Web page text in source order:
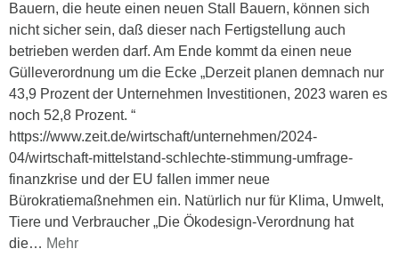
Bauern, die heute einen neuen Stall Bauern, können sich
nicht sicher sein, daß dieser nach Fertigstellung auch
betrieben werden darf. Am Ende kommt da einen neue
Gülleverordnung um die Ecke „Derzeit planen demnach nur
43,9 Prozent der Unternehmen Investitionen, 2023 waren es
noch 52,8 Prozent. “
https://www.zeit.de/wirtschaft/unternehmen/2024-
04/wirtschaft-mittelstand-schlechte-stimmung-umfrage-
finanzkrise und der EU fallen immer neue
Bürokratiemaßnehmen ein. Natürlich nur für Klima, Umwelt,
Tiere und Verbraucher „Die Ökodesign-Verordnung hat
die… Mehr